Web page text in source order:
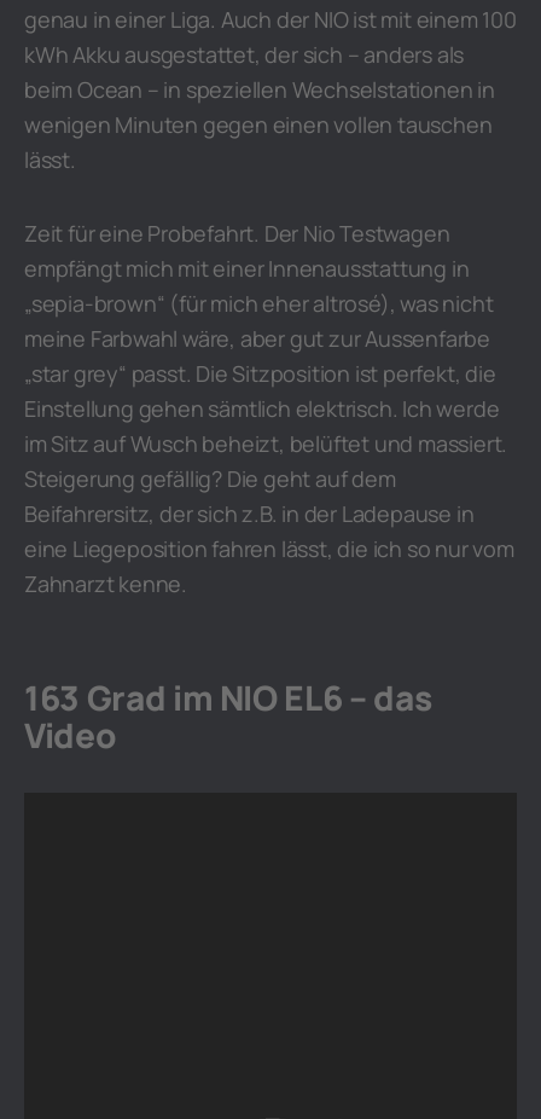
genau in einer Liga. Auch der NIO ist mit einem 100
kWh Akku ausgestattet, der sich – anders als
beim Ocean – in speziellen Wechselstationen in
wenigen Minuten gegen einen vollen tauschen
lässt.
Zeit für eine Probefahrt. Der Nio Testwagen
empfängt mich mit einer Innenausstattung in
„sepia-brown“ (für mich eher altrosé), was nicht
meine Farbwahl wäre, aber gut zur Aussenfarbe
„star grey“ passt. Die Sitzposition ist perfekt, die
Einstellung gehen sämtlich elektrisch. Ich werde
im Sitz auf Wusch beheizt, belüftet und massiert.
Steigerung gefällig? Die geht auf dem
Beifahrersitz, der sich z.B. in der Ladepause in
eine Liegeposition fahren lässt, die ich so nur vom
Zahnarzt kenne.
163 Grad im NIO EL6 – das
Video